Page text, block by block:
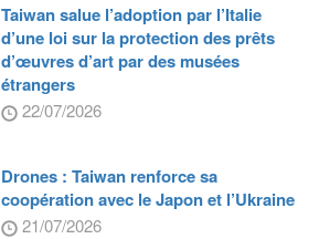
Taiwan salue l’adoption par l’Italie
d’une loi sur la protection des prêts
d’œuvres d’art par des musées
étrangers
22/07/2026
Drones : Taiwan renforce sa
coopération avec le Japon et l’Ukraine
21/07/2026